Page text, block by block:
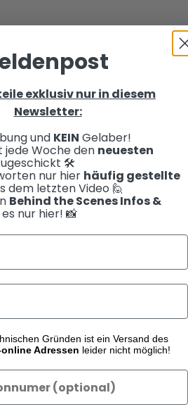
exklusiv nur in diesem
Newsletter:
und KEIN Gelaber!
jede Woche den neuesten
🛠️
nur hier häufig gestellte
dem letzten Video 🙋
Behind the Scenes Infos &
nur hier! 📸
Gründen ist ein Versand des
Adressen leider nicht möglich!